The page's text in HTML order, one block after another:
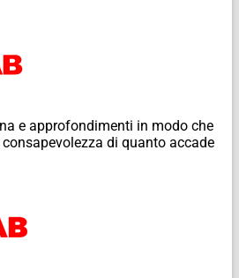
e approfondimenti in modo che
di quanto accade